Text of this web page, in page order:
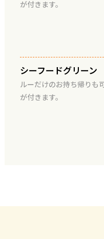
が付きます。
シーフードグリーン
ルーだけのお持ち帰りも
が付きます。